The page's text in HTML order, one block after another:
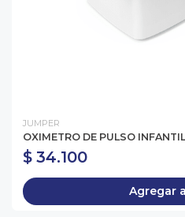
JUMPER
OXIMETRO DE PULSO INFANTIL
$ 34.100
Agregar